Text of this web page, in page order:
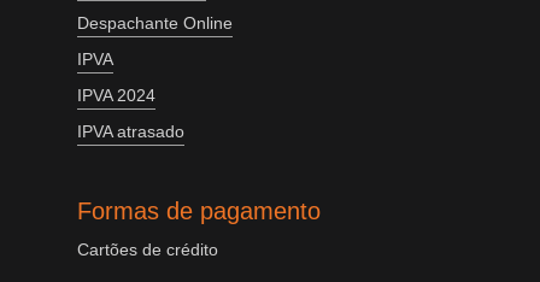
Despachante Online
IPVA
IPVA 2024
IPVA atrasado
Formas de pagamento
Cartões de crédito